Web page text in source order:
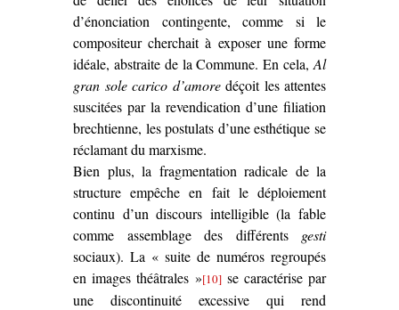
d’énonciation contingente, comme si le
compositeur cherchait à exposer une forme
idéale, abstraite de la Commune. En cela, Al
gran sole carico d’amoredéçoit les attentes
suscitées par la revendication d’une filiation
brechtienne, les postulats d’une esthétique se
réclamant du marxisme.
Bien plus, la fragmentation radicale de la
structure empêche en fait le déploiement
continu d’un discours intelligible (la fable
comme assemblage des différents gesti
sociaux). La « suite de numéros regroupés
en images théâtrales »[10]se caractérise par
une discontinuité excessive qui rend